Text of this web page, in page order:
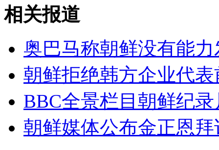
日"集体自卫权"是"变相战争权" 可主动发起战争
山西运城恶犬咬伤多人 警民合力深夜将其击毙
无痛分娩是否安全 医生回应
相关报道
奥巴马称朝鲜没有能
朝鲜拒绝韩方企业代
BBC全景栏目朝鲜纪
朝鲜媒体公布金正恩